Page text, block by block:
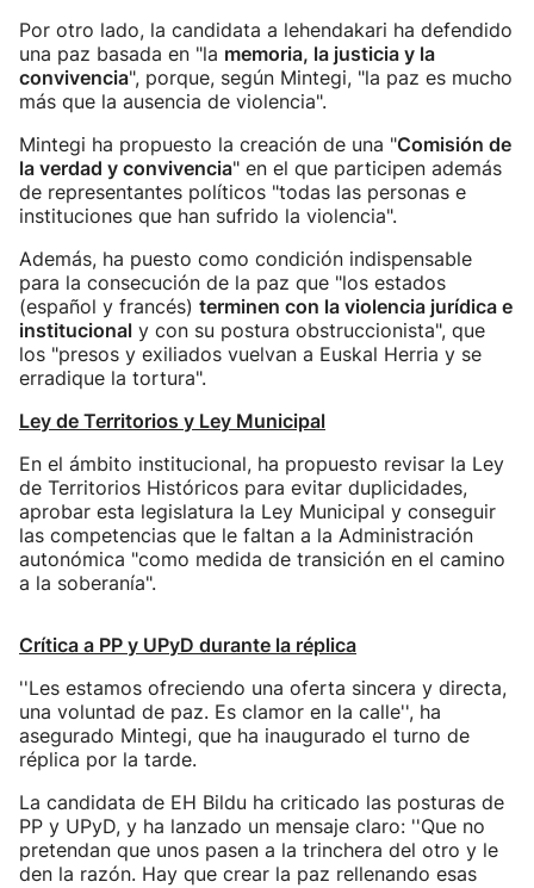
Por otro lado, la candidata a lehendakari ha defendido
una paz basada en "la memoria, la justicia y la
convivencia", porque, según Mintegi, "la paz es mucho
más que la ausencia de violencia".
Mintegi ha propuesto la creación de una "Comisión de
la verdad y convivencia" en el que participen además
de representantes políticos "todas las personas e
instituciones que han sufrido la violencia".
Además, ha puesto como condición indispensable
para la consecución de la paz que "los estados
(español y francés) terminen con la violencia jurídica e
institucional y con su postura obstruccionista", que
los "presos y exiliados vuelvan a Euskal Herria y se
erradique la tortura".
Ley de Territorios y Ley Municipal
En el ámbito institucional, ha propuesto revisar la Ley
de Territorios Históricos para evitar duplicidades,
aprobar esta legislatura la Ley Municipal y conseguir
las competencias que le faltan a la Administración
autonómica "como medida de transición en el camino
a la soberanía".
Crítica a PP y UPyD durante la réplica
''Les estamos ofreciendo una oferta sincera y directa,
una voluntad de paz. Es clamor en la calle'', ha
asegurado Mintegi, que ha inaugurado el turno de
réplica por la tarde.
La candidata de EH Bildu ha criticado las posturas de
PP y UPyD, y ha lanzado un mensaje claro: ''Que no
pretendan que unos pasen a la trinchera del otro y le
den la razón. Hay que crear la paz rellenando esas